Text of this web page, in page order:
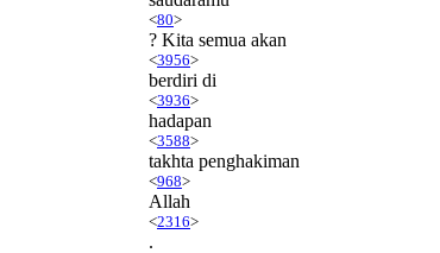
<80>
? Kita semua akan
<3956>
berdiri di
<3936>
hadapan
<3588>
takhta penghakiman
<968>
Allah
<2316>
.